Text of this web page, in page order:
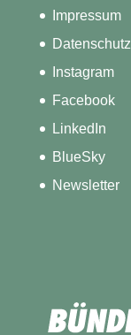
Impressum
Datenschutz
Instagram
Facebook
LinkedIn
BlueSky
Newsletter